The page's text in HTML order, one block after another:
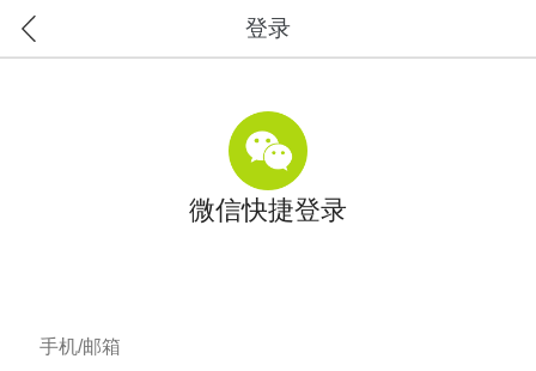
登录
微信快捷登录